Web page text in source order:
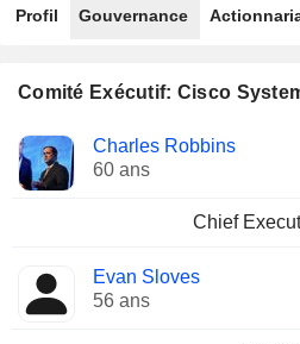
Profil Gouvernance
Comité Exécutif: Cisco
Dirigeant
Fonctions
occupées
Charles Robbins
60 ans
Chief
Evan Sloves
56 ans